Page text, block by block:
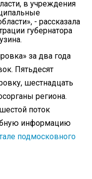
в учреждения
- рассказала
губернатора
за два года
Пятьдесят
шестнадцать
региона.
поток
информацию
подмосковного